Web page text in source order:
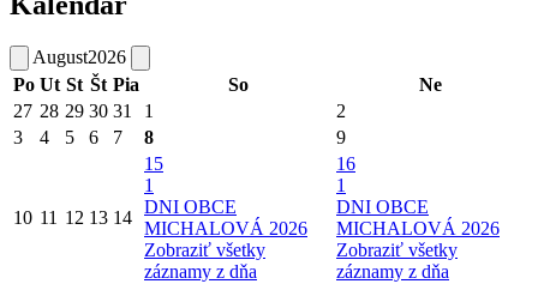
August2026
Po Ut St Št Pia So
Ne
27 28 29 30 31 1
2
3
4 5 6 7 8 9
10 11 12 13 14
15
1
DNI OBCE
MICHALOVÁ 2026
Zobraziť všetky
záznamy z dňa
16
1
DNI OBCE
MICHALOVÁ 2026
Zobraziť všetky
záznamy z dňa